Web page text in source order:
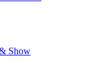
Show